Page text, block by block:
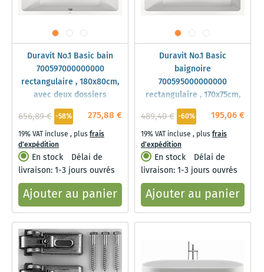
Duravit No.1 Basic bain
700597000000000
rectangulaire , 180x80cm,
avec deux dossiers
inclinés, blanc
275,88 €
656,89 € -58%
19% VAT incluse , plusfrais
d'expédition
En stock
Délai de
livraison: 1-3 jours ouvrés
Ajouter au panier
Duravit No.1 Basic
baignoire
700595000000000
rectangulaire , 170x75cm,
avec dossier incliné, blanc
195,06 €
489,40 € -60%
19% VAT incluse , plusfrais
d'expédition
En stock
Délai de
livraison: 1-3 jours ouvrés
Ajouter au panier